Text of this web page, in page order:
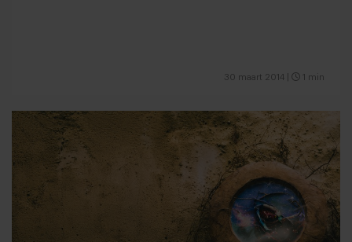
30 maart 2014 1 min